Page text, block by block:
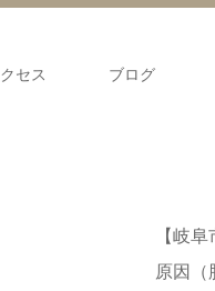
セス ブログ
【岐
原因（